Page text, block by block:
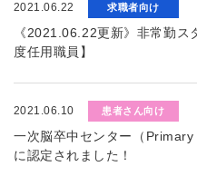
2021.06.22 求職者向け
《2021.06.22更新》非常勤
度任用職員】
2021.06.10 患者さん向け
一次脳卒中センター（
に認定されました！